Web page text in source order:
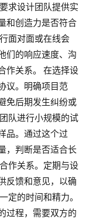
求设计团队提供实
和创造力是否符合
面对面或在线会
们的响应速度、沟
作关系。 在选择设
议。明确项目范
免后期发生纠纷或
队进行小规模的试
品。通过这个过
，判断是否适合长
作关系。定期与设
反馈和意见，以确
定的时间和精力。
过程，需要双方的